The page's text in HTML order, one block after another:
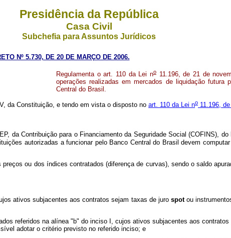
Presidência da República
Casa Civil
Subchefia para Assuntos Jurídicos
Nº 5.730, DE 20 DE MARÇO DE 2006.
Regulamenta o art. 110 da Lei no11.196, de 21 de
operações realizadas em mercados de liquidação futura
Central do Brasil.
da Constituição, e tendo em vista o disposto no art. 110 da Lei no 11.196,
da Contribuição para o Financiamento da Seguridade Social (COFINS),
autorizadas a funcionar pelo Banco Central do Brasil devem
ou dos índices contratados (diferença de curvas), sendo o saldo
ativos subjacentes aos contratos sejam taxas de juro spotou
na alínea "b" do inciso I, cujos ativos subjacentes aos contratos
adotar o critério previsto no referido inciso; e